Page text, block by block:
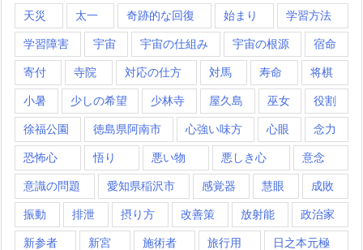
天災 太一 奇跡的な回復 始まり 学習方法
学習障害 宇宙 宇宙の仕組み 宇宙の根源 宿命
寄付 寺院 対応の仕方 対馬 寿命 将棋
小暑 少しの希望 少林寺 屋久島 巫女 役割
徐福公園 徳島県阿南市 心強い味方 心眼 念力
恐怖心 悟り 悪い物 悪しき心 意念
意識の問題 愛知県稲沢市 感覚器 慧眼 成敗
振動 排泄 摂り方 改善策 放射能 政治家
新参者 新宮 施術者 旅行用 日之本元極